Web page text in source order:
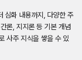
심화 내용까지, 다양한 주
론, 지지론 등 기본 개념
사주 지식을 쌓을 수 있